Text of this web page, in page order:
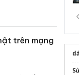
trên mạng